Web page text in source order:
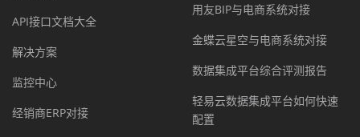
API接口文档大全
解决方案
监控中心
经销商ERP对接
用友BIP与电商系统对接
金蝶云星空与电商系统对接
数据集成平台综合评测报告
轻易云数据集成平台如何快速
配置